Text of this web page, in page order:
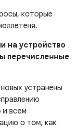
которые
на устройство
перечисленные
устранены
всем
о том, как